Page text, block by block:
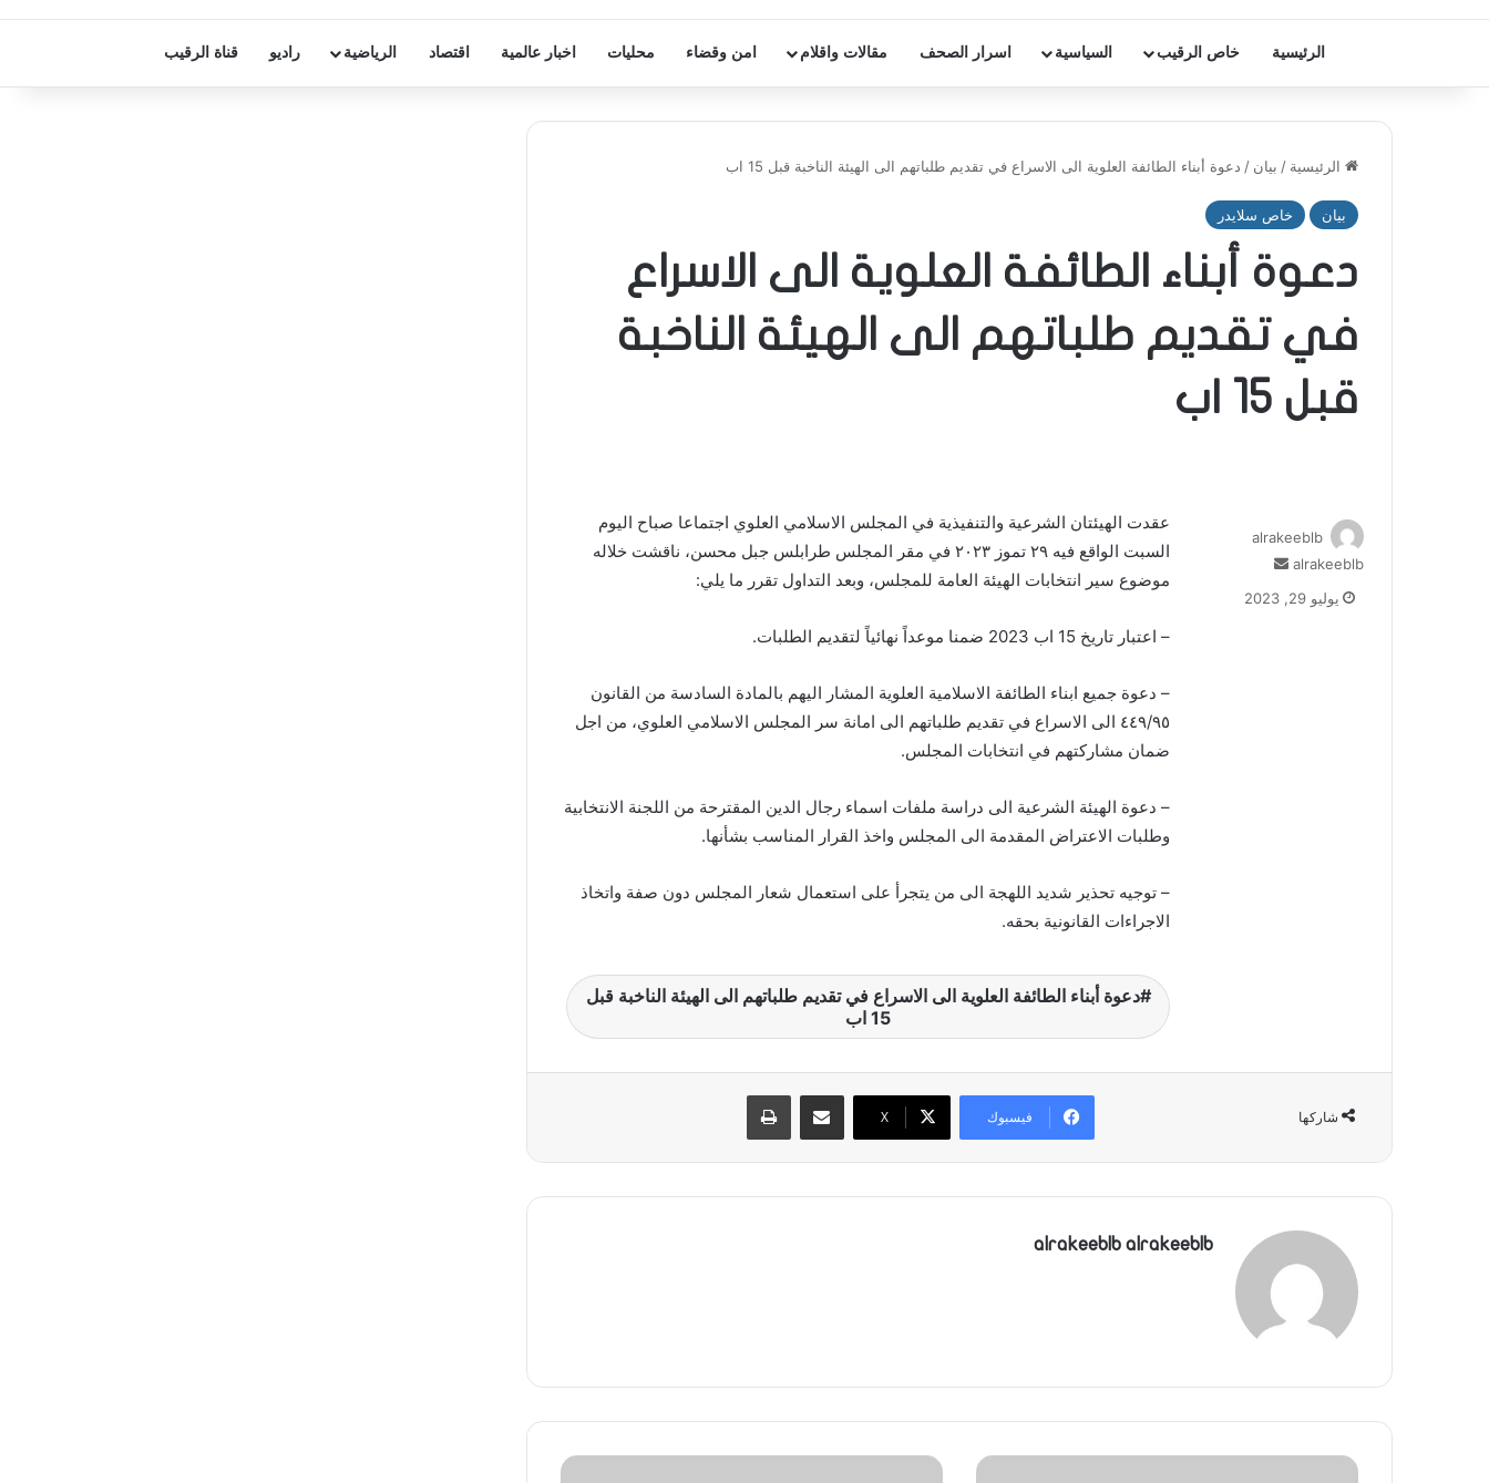
الرئيسية خاص الرقيب السياسية اسرار الصحف مقالات واقلام امن وقضاء محليات اخبار عالمية اقتصاد الرياضية راديو قناة الرقيب
الرئيسية / بيان / دعوة أبناء الطائفة العلوية الى الاسراع في تقديم طلباتهم الى الهيئة الناخبة قبل 15 اب
بيان خاص سلايدر
دعوة أبناء الطائفة العلوية الى الاسراع
في تقديم طلباتهم الى الهيئة الناخبة
قبل 15 اب
عقدت الهيئتان الشرعية والتنفيذية في المجلس الاسلامي العلوي اجتماعا صباح اليوم
السبت الواقع فيه ٢٩ تموز ٢٠٢٣ في مقر المجلس طرابلس جبل محسن، ناقشت خلاله
موضوع سير انتخابات الهيئة العامة للمجلس، ‏‎وبعد التداول تقرر ما يلي:
– اعتبار تاريخ 15 اب 2023 ضمنا موعداً نهائياً لتقديم الطلبات.
– دعوة جميع ابناء الطائفة الاسلامية العلوية المشار اليهم بالمادة السادسة من القانون
٤٤٩/٩٥ الى الاسراع في تقديم طلباتهم الى امانة سر المجلس الاسلامي العلوي، من اجل
ضمان مشاركتهم في انتخابات المجلس.
– دعوة الهيئة الشرعية الى دراسة ملفات اسماء رجال الدين المقترحة من اللجنة الانتخابية
وطلبات الاعتراض المقدمة الى المجلس واخذ القرار المناسب بشأنها.
– توجيه تحذير شديد اللهجة الى من يتجرأ على استعمال شعار المجلس دون صفة واتخاذ
الاجراءات القانونية بحقه.
دعوة أبناء الطائفة العلوية الى الاسراع في تقديم طلباتهم الى الهيئة الناخبة قبل
15 اب
alrakeeblb
alrakeeblb
يوليو 29, 2023
شاركها فيسبوك X
alrakeeblb alrakeeblb